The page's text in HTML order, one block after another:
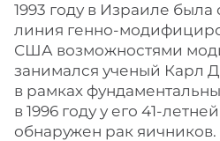
1993 году в Израиле была
линия генно-
США возможностями
занимался ученый Карл
в рамках
в 1996 году у его 41-
обнаружен рак